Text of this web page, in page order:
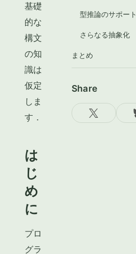
型推論のサポート
さらなる抽象化
まとめ
Share
基礎
的な
構文
の知
識は
仮定
しま
す．
は
じ
め
に
プロ
グラ